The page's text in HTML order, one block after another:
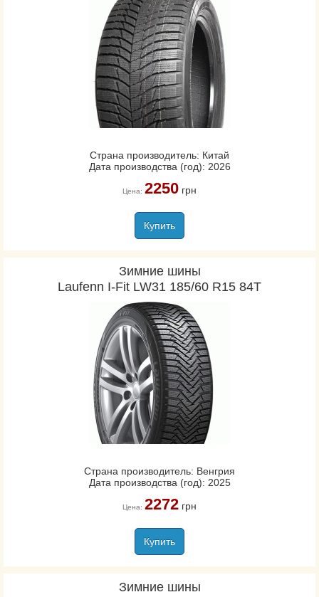
Страна производитель: Китай
Дата производства (год): 2026
Цена: 2250грн
Купить
Зимние шины
Laufenn I-Fit LW31 185/60 R15 84T
Страна производитель: Венгрия
Дата производства (год): 2025
Цена: 2272грн
Купить
Зимние шины